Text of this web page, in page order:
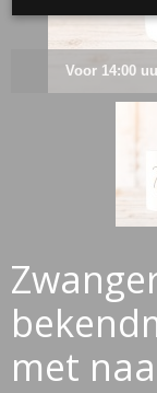
Voor 14:00
met